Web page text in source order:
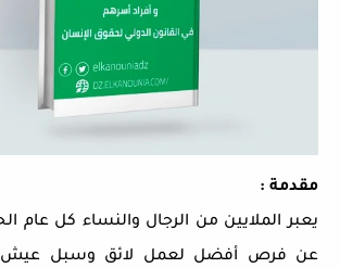
مقدمة :
يعبر الملايين من الرجال والنساء كل عام
عن فرص أفضل لعمل لائق وسبل عيش